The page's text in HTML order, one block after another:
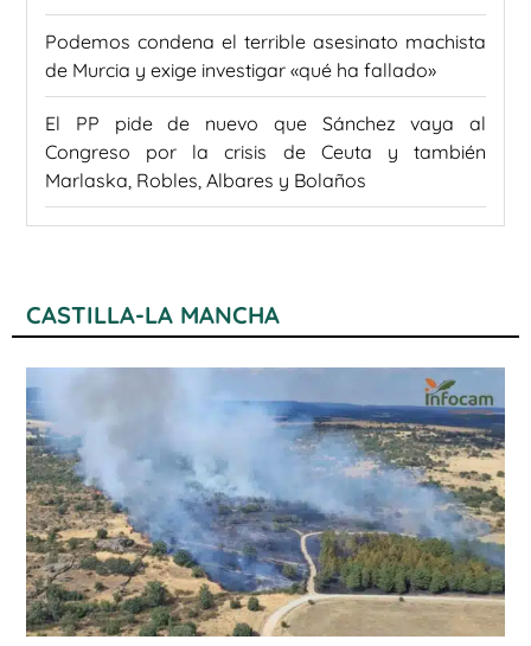
Podemos condena el terrible asesinato machista
de Murcia y exige investigar «qué ha fallado»
El PP pide de nuevo que Sánchez vaya al
Congreso por la crisis de Ceuta y también
Marlaska, Robles, Albares y Bolaños
CASTILLA-LA MANCHA